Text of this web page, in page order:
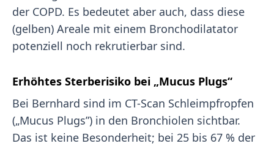
der COPD. Es bedeutet aber auch, dass diese
(gelben) Areale mit einem Bronchodilatator
potenziell noch rekrutierbar sind.
Erhöhtes Sterberisiko bei „Mucus Plugs“
Bei Bernhard sind im CT-Scan Schleimpfropfen
(„Mucus Plugs”) in den Bronchiolen sichtbar.
Das ist keine Besonderheit; bei 25 bis 67 % der